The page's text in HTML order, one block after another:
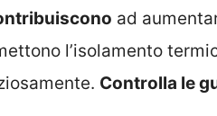
ad
l’isolamento
Controlla le